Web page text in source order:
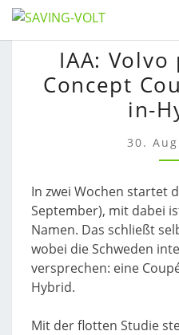
Skip
to
IAA:
Concept
in-
30.
In zwei Wochen startet
September), mit dabei
Namen. Das schließt
wobei die Schweden
versprechen: eine
Hybrid.
Mit der flotten Studie